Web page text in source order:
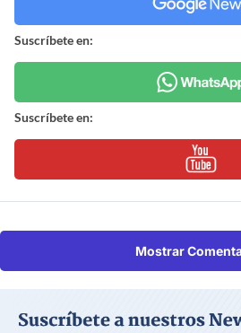
Suscríbete en:
Suscríbete en:
Mostrar